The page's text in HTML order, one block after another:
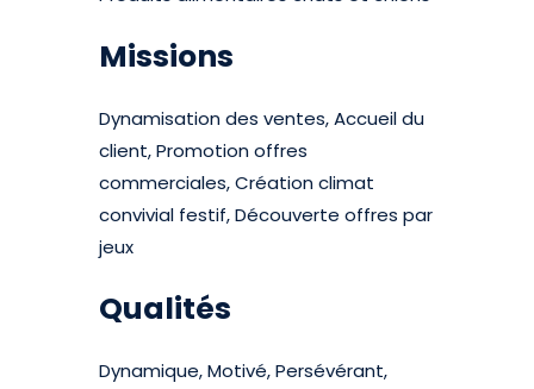
Missions
Dynamisation des ventes, Accueil du
client, Promotion offres
commerciales, Création climat
convivial festif, Découverte offres par
jeux
Qualités
Dynamique, Motivé, Persévérant,